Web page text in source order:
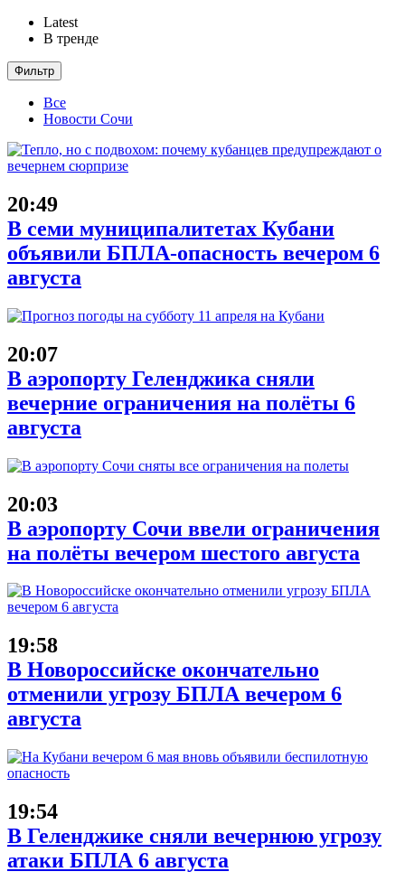
Latest
В тренде
Фильтр
Все
Новости Сочи
20:49
В семи муниципалитетах Кубани
объявили БПЛА-опасность вечером 6
августа
20:07
В аэропорту Геленджика сняли
вечерние ограничения на полёты 6
августа
20:03
В аэропорту Сочи ввели ограничения
на полёты вечером шестого августа
19:58
В Новороссийске окончательно
отменили угрозу БПЛА вечером 6
августа
19:54
В Геленджике сняли вечернюю угрозу
атаки БПЛА 6 августа